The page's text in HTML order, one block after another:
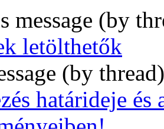
message (by
letölthetők
(by
határideje